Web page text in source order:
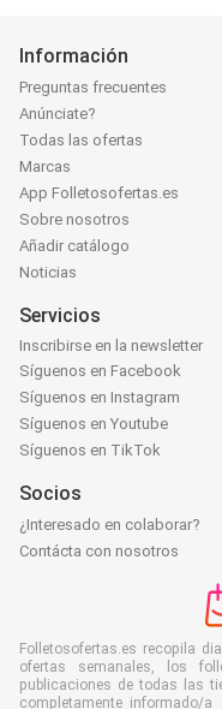
Información
Preguntas frecuentes
Anúnciate?
Todas las ofertas
Marcas
App Folletosofertas.es
Sobre nosotros
Añadir catálogo
Noticias
Servicios
Inscribirse en la newsletter
Síguenos en Facebook
Síguenos en Instagram
Síguenos en Youtube
Síguenos en TikTok
Socios
¿Interesado en colaborar?
Contácta con nosotros
Folletosofertas.es recopila
ofertas semanales, los
publicaciones de todas las
completamente informado/